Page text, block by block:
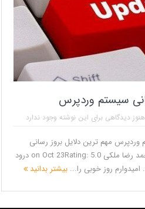
سیستم وردپرس
هنوز دیدگاهی برای این نوشته وجود ندارد
وردپرس مهم ترین دلایل بروز رسانی
سیستم وردپرسReviewed by محمد رضا ملکی on Oct 23Rating: 5.0 درود
روز خوبی را... بیشتر بدانید